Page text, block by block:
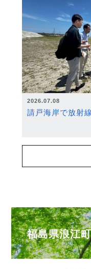
2026.07.08
請戸海岸で放射
福島県浪江